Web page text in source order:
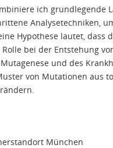
ich grundlegende
Analysetechniken,
Hypothese lautet, dass
bei der Entstehung
und des
von Mutationen aus
München